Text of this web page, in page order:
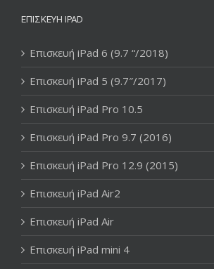
ΕΠΙΣΚΕΥΉ IPAD
Επισκευή iPad 6 (9.7 “/2018)
Επισκευή iPad 5 (9.7″/2017)
Επισκευή iPad Pro 10.5
Επισκευή iPad Pro 9.7 (2016)
Επισκευή iPad Pro 12.9 (2015)
Επισκευή iPad Air2
Επισκευή iPad Air
Επισκευή iPad mini 4